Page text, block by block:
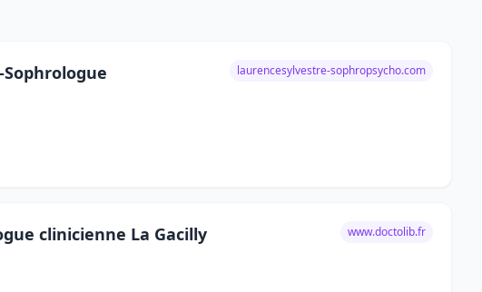
Sophrologue laurencesylvestre-sophropsycho.com
clinicienne La Gacilly www.doctolib.fr